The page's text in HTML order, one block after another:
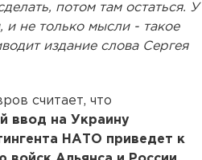
потом там остаться. У
и не только мысли - такое
издание слова Сергея
считает, что
ввод на Украину
НАТО приведет к